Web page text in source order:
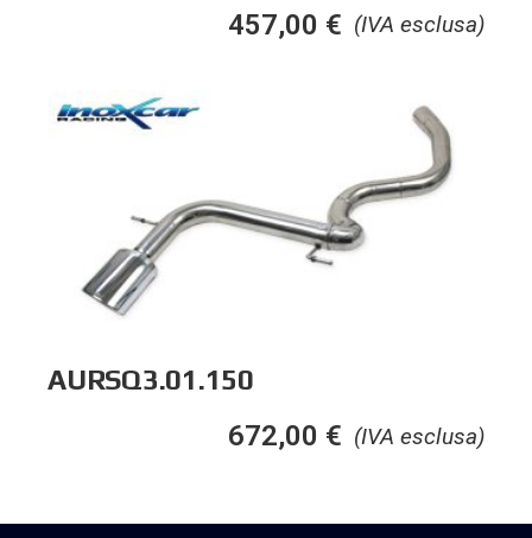
(IVA esclusa)
457,00 €
AURSQ3.01.150
(IVA esclusa)
672,00 €